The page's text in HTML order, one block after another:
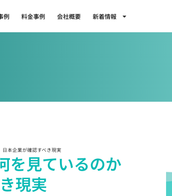
例 料金事例 会社概要 新着情報
本企業が確認すべき現実
を見ているのか
現実